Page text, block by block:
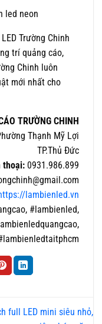
led neon
Trường Chinh
trí quảng cáo,
Chinh luôn
mới nhất cho
TRƯỜNG CHINH
Thạnh Mỹ Lợi
TP.Thủ Đức
thoại: 0931.986.899
lambienled.vn
#lambienled,
full LED mini siêu nhỏ,